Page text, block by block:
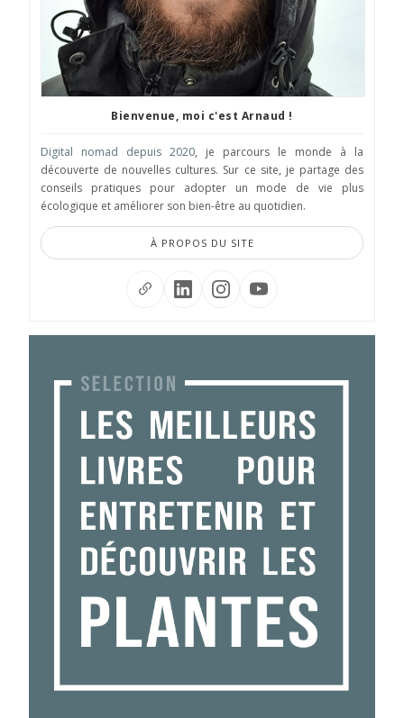
Bienvenue, moi c'est Arnaud !
Digital nomad depuis 2020, je parcours le monde à la
découverte de nouvelles cultures. Sur ce site, je partage des
conseils pratiques pour adopter un mode de vie plus
écologique et améliorer son bien-être au quotidien.
À PROPOS DU SITE